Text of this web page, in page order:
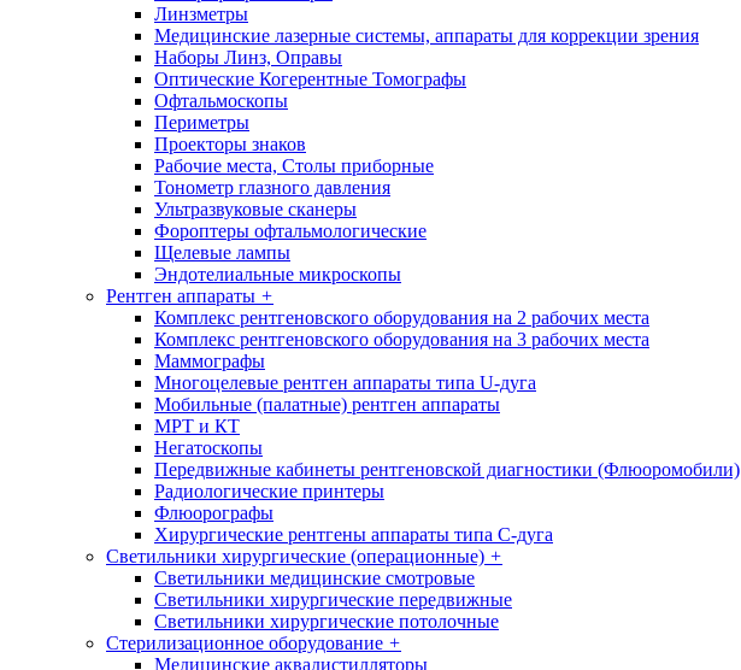
Линзметры
Медицинские лазерные системы, аппараты для коррекции зрения
Наборы Линз, Оправы
Оптические Когерентные Томографы
Офтальмоскопы
Периметры
Проекторы знаков
Рабочие места, Столы приборные
Тонометр глазного давления
Ультразвуковые сканеры
Фороптеры офтальмологические
Щелевые лампы
Эндотелиальные микроскопы
Рентген аппараты +
Комплекс рентгеновского оборудования на 2 рабочих места
Комплекс рентгеновского оборудования на 3 рабочих места
Маммографы
Многоцелевые рентген аппараты типа U-дуга
Мобильные (палатные) рентген аппараты
МРТ и КТ
Негатоскопы
Передвижные кабинеты рентгеновской диагностики (Флюоромобили)
Радиологические принтеры
Флюорографы
Хирургические рентгены аппараты типа С-дуга
Светильники хирургические (операционные) +
Светильники медицинские смотровые
Светильники хирургические передвижные
Светильники хирургические потолочные
Стерилизационное оборудование +
Медицинские аквадистилляторы